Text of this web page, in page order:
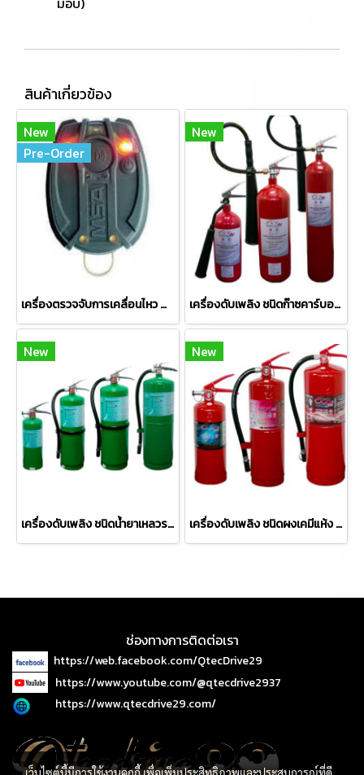
สินค้าเกี่ยวข้อง
New
Pre-Order
เครื่องตรวจจับการเคลื่อนไหว MSA MOTION SCOUT K
New
เครื่องดับเพลิง ชนิดก๊าซคาร์บอนไดออกไซด์ (CO2) ยี่ห้อ Vintex
New
เครื่องดับเพลิง ชนิดน้ำยาเหลวระเหย ยี่ห้อ Vintex
New
เครื่องดับเพลิง ชนิดผงเคมีแห้ง ยี่ห้อ Vintex
ช่องทางการติดต่อเรา
https://web.facebook.com/QtecDrive29
https://www.youtube.com/@qtecdrive2937
https://www.qtecdrive29.com/